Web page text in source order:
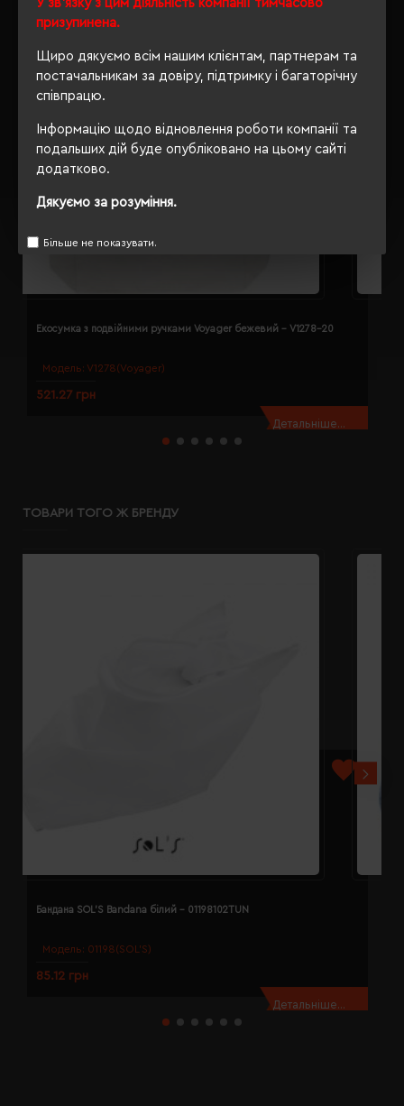
У зв'язку з цим діяльність компанії тимчасово
призупинена.
Щиро дякуємо всім нашим клієнтам, партнерам та
постачальникам за довіру, підтримку і багаторічну
співпрацю.
Інформацію щодо відновлення роботи компанії та
подальших дій буде опубліковано на цьому сайті
додатково.
Дякуємо за розуміння.
Більше не показувати.
Модель: V1278(Voyager)
Екосумка з подвійними ручками Voyager бежевий - V1278-20
521.27 грн
Детальніше...
ТОВАРИ ТОГО Ж БРЕНДУ
Модель: 01198(SOL’S)
Бандана SOL'S Bandana білий - 01198102TUN
85.12 грн
Детальніше...